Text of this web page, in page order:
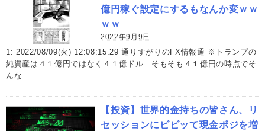
億円稼ぐ設定にするもなんか変ｗｗ
ｗｗ
2022年9月9日
1: 2022/08/09(火) 12:08:15.29 通りすがりのFX情報通 ※トランプの
純資産は４１億円ではなく４１億ドル そもそも４１億円の時点でそ
んな…
【投資】世界的金持ちの皆さん、リ
セッションにビビッて現金ポジを増